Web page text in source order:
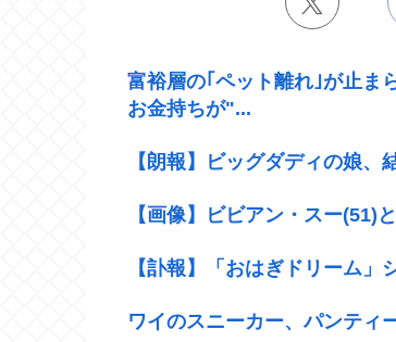
富裕層の｢ペット離れ｣が止ま
お金持ちが"...
【朗報】ビッグダディの娘、
【画像】ビビアン・スー(51)
【訃報】「おはぎドリーム
ワイのスニーカー、パンティ